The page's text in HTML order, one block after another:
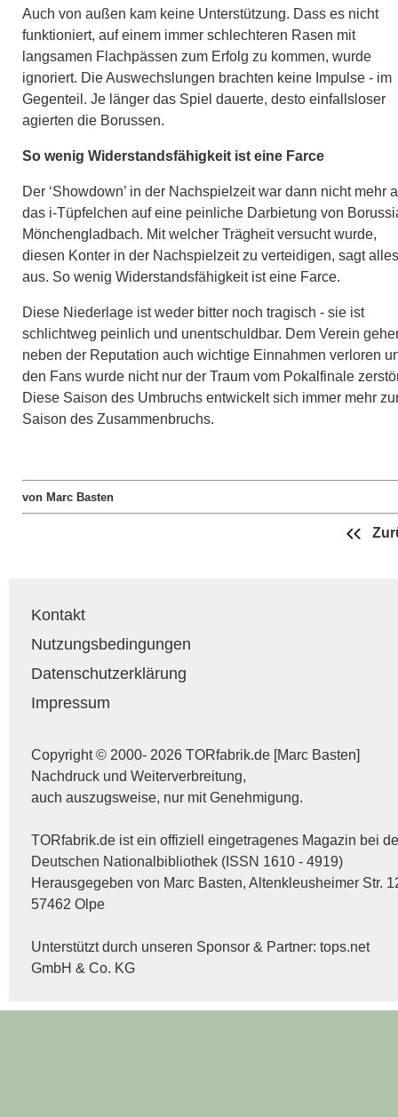
Auch von außen kam keine Unterstützung. Dass es nicht
funktioniert, auf einem immer schlechteren Rasen mit
langsamen Flachpässen zum Erfolg zu kommen, wurde
ignoriert. Die Auswechslungen brachten keine Impulse - im
Gegenteil. Je länger das Spiel dauerte, desto einfallsloser
agierten die Borussen.
So wenig Widerstandsfähigkeit ist eine Farce
Der ‘Showdown’ in der Nachspielzeit war dann nicht mehr
das i-Tüpfelchen auf eine peinliche Darbietung von
Mönchengladbach. Mit welcher Trägheit versucht wurde,
diesen Konter in der Nachspielzeit zu verteidigen, sagt alles
aus. So wenig Widerstandsfähigkeit ist eine Farce.
Diese Niederlage ist weder bitter noch tragisch - sie ist
schlichtweg peinlich und unentschuldbar. Dem Verein
neben der Reputation auch wichtige Einnahmen verloren
den Fans wurde nicht nur der Traum vom Pokalfinale
Diese Saison des Umbruchs entwickelt sich immer mehr
Saison des Zusammenbruchs.
von Marc Basten
Kontakt
Nutzungsbedingungen
Datenschutzerklärung
Impressum
Copyright © 2000- 2026 TORfabrik.de [Marc Basten]
Nachdruck und Weiterverbreitung,
auch auszugsweise, nur mit Genehmigung.
TORfabrik.de ist ein offiziell eingetragenes Magazin bei
Deutschen Nationalbibliothek (ISSN 1610 - 4919)
Herausgegeben von Marc Basten, Altenkleusheimer Str.
57462 Olpe
Unterstützt durch unseren Sponsor & Partner: tops.net
GmbH & Co. KG